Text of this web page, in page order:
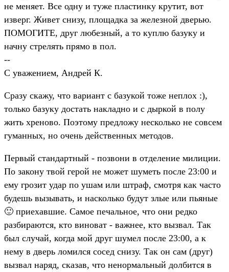
не меняет. Все одну и туже пластинку крутит, вот
изверг. Живет снизу, площадка за железной дверью.
ПОМОГИТЕ, друг любезный, а то куплю базуку и
начну стрелять прямо в пол.
--
С уважением, Андрей К.
Сразу скажу, что вариант с базукой тоже неплох :),
только базуку достать накладно и с дыркой в полу
жить хреново. Поэтому предложу несколько не совсем
гуманных, но очень действенных методов.
Первый стандартный - позвони в отделение милиции.
По закону твой герой не может шуметь после 23:00 и
ему грозит удар по ушам или штраф, смотря как часто
будешь вызывать, и насколько будут злые или пьяные
🙂 приехавшие. Самое печальное, что они редко
разбираются, кто виноват - важнее, кто вызвал. Так
был случай, когда мой друг шумел после 23:00, а к
нему в дверь ломился сосед снизу. Так он сам (друг)
вызвал наряд, сказав, что ненормальный долбится в